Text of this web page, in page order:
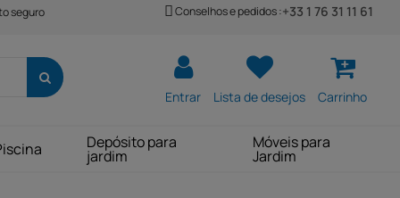
seguro Conselhos e pedidos :+33 1 76 31 11 61
Entrar Lista de desejos Carrinho
Depósito para
jardim
Móveis para
Jardim